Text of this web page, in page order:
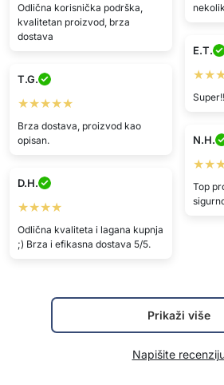
Odlična korisnička podrška,
kvalitetan proizvod, brza
dostava
E.T.
T.G.
★★★★★
Brza dostava, proizvod kao
opisan.
N.H.
Top
D.H.
★★★★
Odlična kvaliteta i lagana kupnja
;) Brza i efikasna dostava 5/5.
Prikaži više
Napišite